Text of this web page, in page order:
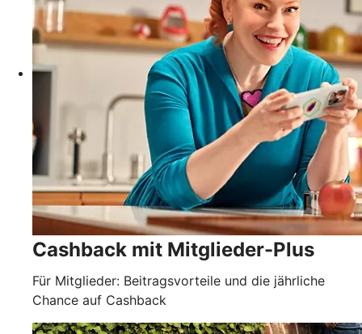
Cashback mit Mitglieder-Plus
Für Mitglieder: Beitragsvorteile und die jährliche
Chance auf Cashback